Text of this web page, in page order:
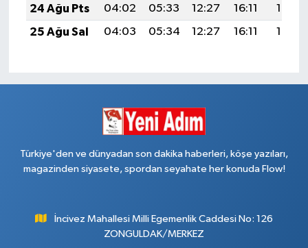
24 Ağu Pts
04:02 05:33 12:27 16:11
19:12
25 Ağu Sal
04:03 05:34 12:27 16:11 19:10
Türkiye'den ve dünyadan son dakika haberleri, köşe yazıları,
magazinden siyasete, spordan seyahate her konuda Flow!
İncivez Mahallesi Milli Egemenlik Caddesi No: 126
ZONGULDAK/MERKEZ